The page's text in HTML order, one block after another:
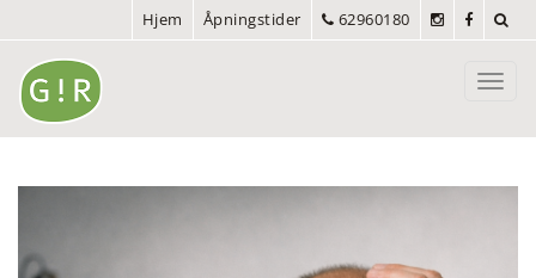
Hjem Åpningstider 62960180